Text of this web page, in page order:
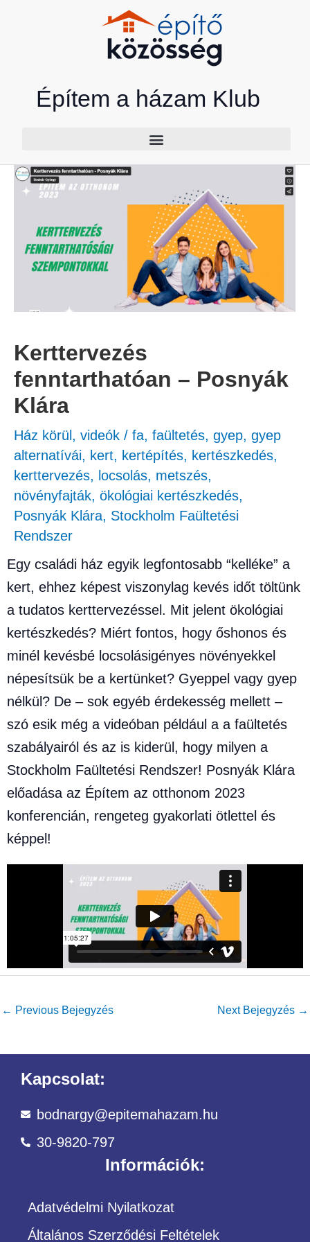
Építem a házam Klub
Kerttervezés
fenntarthatóan – Posnyák
Klára
Ház körül , videók / fa, faültetés, gyep, gyep
alternatívái, kert, kertépítés, kertészkedés,
kerttervezés, locsolás, metszés,
növényfajták, ökológiai kertészkedés,
Posnyák Klára, Stockholm Faültetési
Rendszer
Egy családi ház egyik legfontosabb “kelléke” a
kert, ehhez képest viszonylag kevés időt töltünk
a tudatos kerttervezéssel. Mit jelent ökológiai
kertészkedés? Miért fontos, hogy őshonos és
minél kevésbé locsolásigényes növényekkel
népesítsük be a kertünket? Gyeppel vagy gyep
nélkül? De – sok egyéb érdekesség mellett –
szó esik még a videóban például a a faültetés
szabályairól és az is kiderül, hogy milyen a
Stockholm Faültetési Rendszer! Posnyák Klára
előadása az Építem az otthonom 2023
konferencián, rengeteg gyakorlati ötlettel és
képpel!
← Previous Bejegyzés Next Bejegyzés →
Kapcsolat:
bodnargy@epitemahazam.hu
30-9820-797
Információk:
Adatvédelmi Nyilatkozat
Általános Szerződési Feltételek